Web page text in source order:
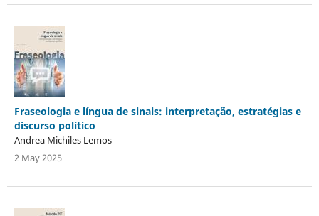
Fraseologia e língua de sinais: interpretação, estratégias e
discurso político
Andrea Michiles Lemos
2 May 2025